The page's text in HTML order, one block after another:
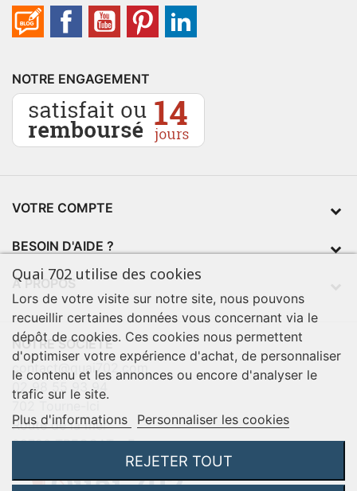
NOTRE ENGAGEMENT
VOTRE COMPTE
BESOIN D'AIDE ?
À PROPOS
NOTRE SOCIÉTÉ
contact@quai702.com
02 98 55 93 94
Route de la mer
29720 TREOGAT - France
Quai 702 utilise des cookies
Lors de votre visite sur notre site, nous pouvons
recueillir certaines données vous concernant via le
dépôt de cookies. Ces cookies nous permettent
d'optimiser votre expérience d'achat, de personnaliser
le contenu et les annonces ou encore d'analyser le
trafic sur le site.
Plus d'informations
Personnaliser les cookies
REJETER TOUT